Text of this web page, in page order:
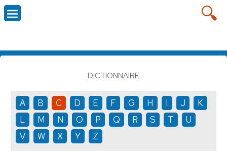
DICTIONNAIRE
A B C D E F G H I J
K
L
M N O P Q R S T
U
V
W X Y Z